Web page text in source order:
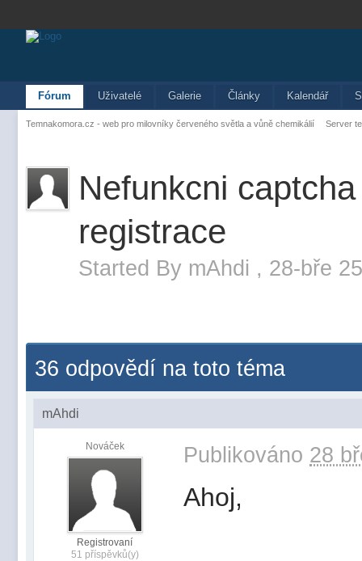
Fórum Uživatelé Galerie Články Kalendář
Temnakomora.cz - web pro milovníky červeného světla a vůně chemikálií Server
Nefunkcni
registrace
Started By mAhdi , 28-bře
36 odpovědí na toto téma
mAhdi
Nováček
Registrovaní
51 příspěvků(y)
Publikováno 28
Ahoj,